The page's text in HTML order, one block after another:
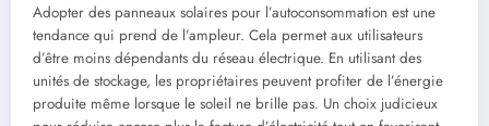
Adopter des panneaux solaires pour l’autoconsommation est une
tendance qui prend de l’ampleur. Cela permet aux utilisateurs
d’être moins dépendants du réseau électrique. En utilisant des
unités de stockage, les propriétaires peuvent profiter de l’énergie
produite même lorsque le soleil ne brille pas. Un choix judicieux